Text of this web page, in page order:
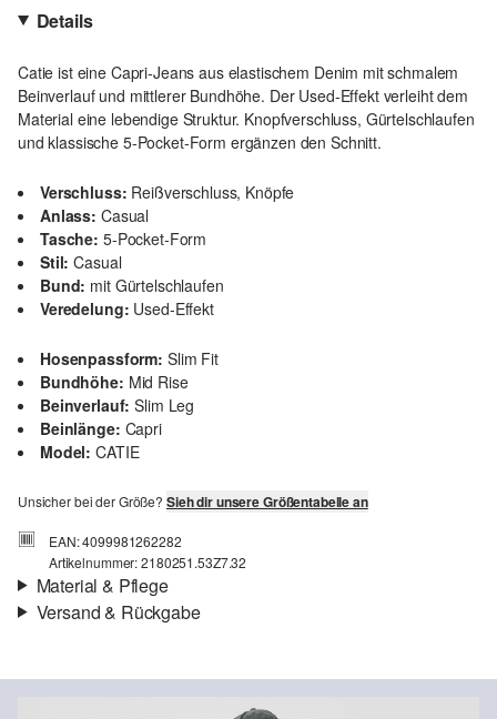
Details
Catie ist eine Capri-Jeans aus elastischem Denim mit schmalem
Beinverlauf und mittlerer Bundhöhe. Der Used-Effekt verleiht dem
Material eine lebendige Struktur. Knopfverschluss, Gürtelschlaufen
und klassische 5-Pocket-Form ergänzen den Schnitt.
Verschluss: Reißverschluss, Knöpfe
Anlass: Casual
Tasche: 5-Pocket-Form
Stil: Casual
Bund: mit Gürtelschlaufen
Veredelung: Used-Effekt
Hosenpassform: Slim Fit
Bundhöhe: Mid Rise
Beinverlauf: Slim Leg
Beinlänge: Capri
Model: CATIE
Unsicher bei der Größe? Sieh dir unsere Größentabelle an
EAN: 4099981262282
Artikelnummer: 2180251.53Z7.32
Material & Pflege
Material: Baumwollmix
Versand & Rückgabe